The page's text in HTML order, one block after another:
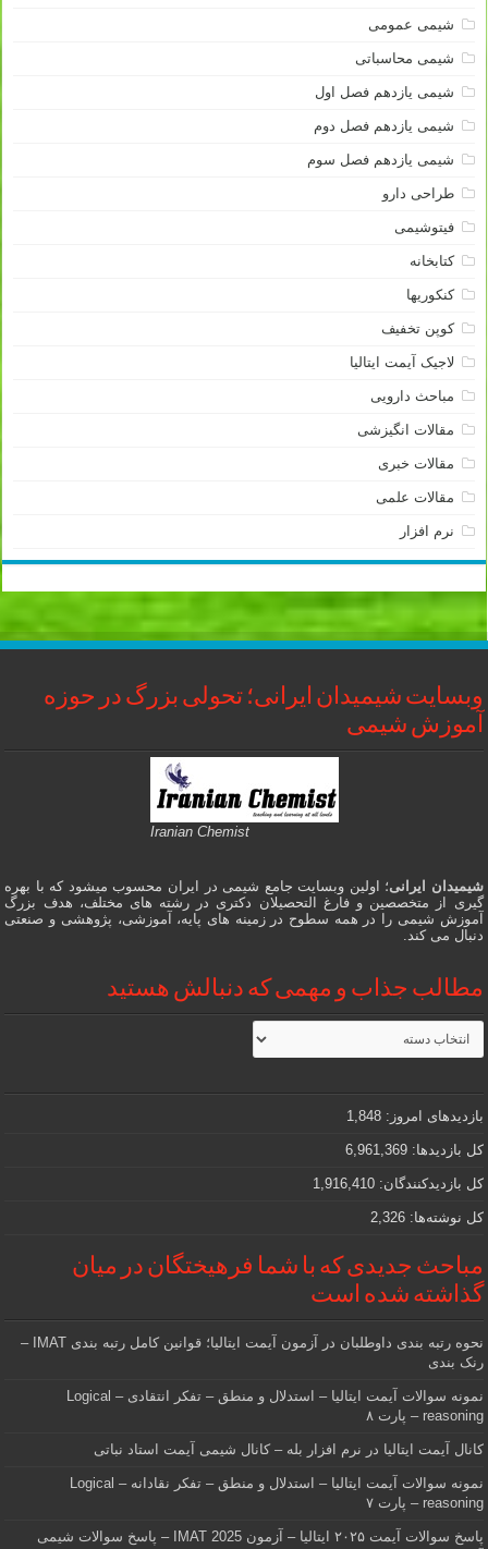
شیمی عمومی
شیمی محاسباتی
شیمی یازدهم فصل اول
شیمی یازدهم فصل دوم
شیمی یازدهم فصل سوم
طراحی دارو
فیتوشیمی
کتابخانه
کنکوریها
کوپن تخفیف
لاجیک آیمت ایتالیا
مباحث دارویی
مقالات انگیزشی
مقالات خبری
مقالات علمی
نرم افزار
وبسایت شیمیدان ایرانی؛ تحولی بزرگ در حوزه
آموزش شیمی
Iranian Chemist
شیمیدان ایرانی؛ اولین وبسایت جامع شیمی در ایران محسوب میشود که با بهره
گیری از متخصصین و فارغ التحصیلان دکتری در رشته های مختلف، هدف بزرگ
آموزش شیمی را در همه سطوح در زمینه های پایه، آموزشی، پژوهشی و صنعتی
دنبال می کند.
مطالب جذاب و مهمی که دنبالش هستید
مطالب
جذاب
و
که
دنبالش
هستید
بازدیدهای امروز: 1,848
کل بازدیدها: 6,961,369
کل بازدیدکنند‌گان: 1,916,410
کل نوشته‌ها: 2,326
مباحث جدیدی که با شما فرهیختگان در میان
گذاشته شده است
نحوه رتبه بندی داوطلبان در آزمون آیمت ایتالیا؛ قوانین کامل رتبه بندی IMAT –
رنک بندی
نمونه سوالات آیمت ایتالیا – استدلال و منطق – تفکر انتقادی – Logical
reasoning – پارت ۸
کانال آیمت ایتالیا در نرم افزار بله – کانال شیمی آیمت استاد نباتی
نمونه سوالات آیمت ایتالیا – استدلال و منطق – تفکر نقادانه – Logical
reasoning – پارت ۷
پاسخ سوالات آیمت ۲۰۲۵ ایتالیا – آزمون IMAT 2025 – پاسخ سوالات شیمی